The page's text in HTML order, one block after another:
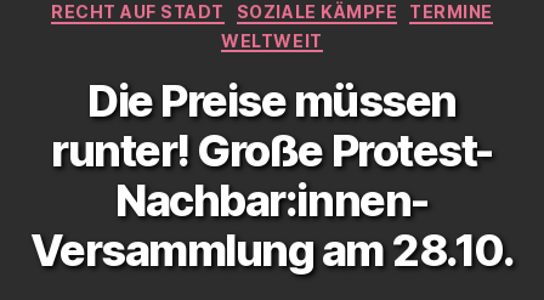
RECHT AUF STADT
SOZIALE KÄMPFE
TERMINE
WELTWEIT
Die Preise müssen
runter! Große Protest-
Nachbar:innen-
Versammlung am 28.10.